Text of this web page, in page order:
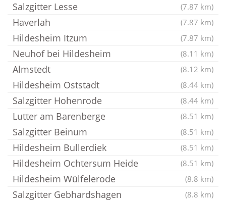
Salzgitter Lesse (7.87 km)
Haverlah (7.87 km)
Hildesheim Itzum (7.87 km)
Neuhof bei Hildesheim (8.11 km)
Almstedt (8.12 km)
Hildesheim Oststadt (8.44 km)
Salzgitter Hohenrode (8.44 km)
Lutter am Barenberge (8.51 km)
Salzgitter Beinum (8.51 km)
Hildesheim Bullerdiek (8.51 km)
Hildesheim Ochtersum Heide (8.51 km)
Hildesheim Wülfelerode (8.8 km)
Salzgitter Gebhardshagen (8.8 km)